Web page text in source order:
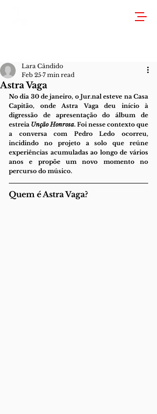
Astra Vaga
Lara Cândido
Feb 25 7 min read
No dia 30 de janeiro, o Jur.nal esteve na Casa
Capitão, onde Astra Vaga deu início à
digressão de apresentação do álbum de
estreia Unção Honrosa. Foi nesse contexto que
a conversa com Pedro Ledo ocorreu,
incidindo no projeto a solo que reúne
experiências acumuladas ao longo de vários
anos e propõe um novo momento no
percurso do músico.
Quem é Astra Vaga?